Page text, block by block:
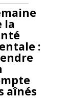
la
:
aînés